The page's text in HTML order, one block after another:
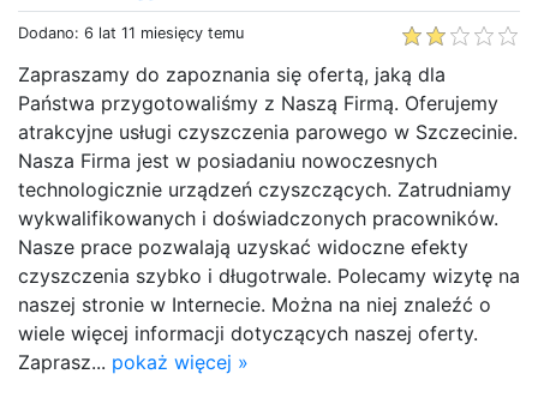
Dodano: 6 lat 11 miesięcy temu
Zapraszamy do zapoznania się ofertą, jaką dla
Państwa przygotowaliśmy z Naszą Firmą. Oferujemy
atrakcyjne usługi czyszczenia parowego w Szczecinie.
Nasza Firma jest w posiadaniu nowoczesnych
technologicznie urządzeń czyszczących. Zatrudniamy
wykwalifikowanych i doświadczonych pracowników.
Nasze prace pozwalają uzyskać widoczne efekty
czyszczenia szybko i długotrwale. Polecamy wizytę na
naszej stronie w Internecie. Można na niej znaleźć o
wiele więcej informacji dotyczących naszej oferty.
Zaprasz... pokaż więcej »